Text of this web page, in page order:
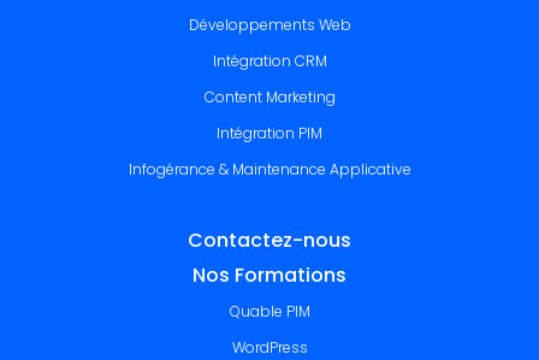
Développements Web
Intégration CRM
Content Marketing
Intégration PIM
Infogérance & Maintenance Applicative
Contactez-nous
Nos Formations
Quable PIM
WordPress